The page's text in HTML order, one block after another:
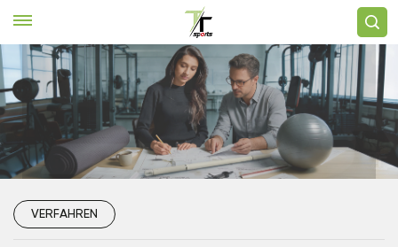
Design Your Own, We Build
It
Produkte Ansehen
Kostenloses
Angebot anfordern
VERFAHREN